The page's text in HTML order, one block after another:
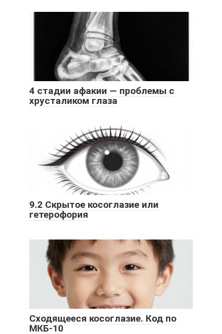
4 стадии афакии — проблемы с
хрусталиком глаза
9.2 Скрытое косоглазие или
гетерофория
Сходящееся косоглазие. Код по
МКБ-10